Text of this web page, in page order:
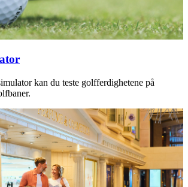
kan du teste golfferdighetene på